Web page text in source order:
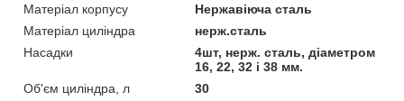
Матеріал корпусу
Нержавіюча сталь
Матеріал циліндра
нерж.сталь
Насадки
4шт, нерж. сталь, діаметром
16, 22, 32 і 38 мм.
Об'єм циліндра, л
30